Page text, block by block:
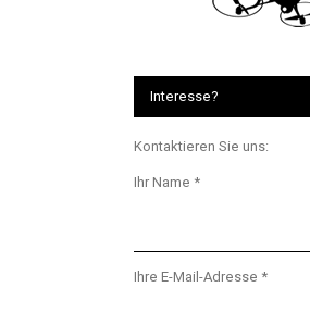
Interesse?
Kontaktieren Sie uns:
Ihr Name *
Ihre E-Mail-Adresse *